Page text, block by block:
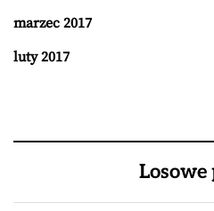
marzec 2017
luty 2017
Losowe